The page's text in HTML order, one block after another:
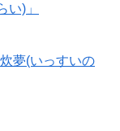
)」
夢(いっすいの